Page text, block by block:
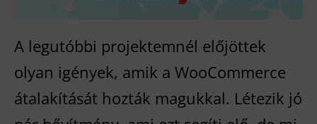
A legutóbbi projektemnél előjöttek
olyan igények, amik a WooCommerce
átalakítását hozták magukkal. Létezik jó